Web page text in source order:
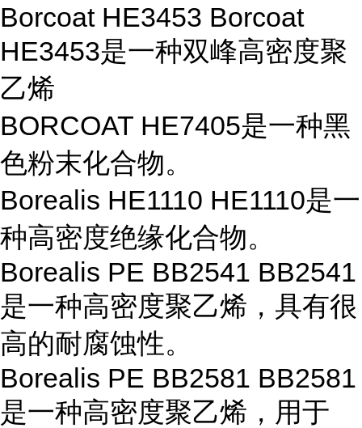
Borcoat HE3453 Borcoat
HE3453是一种双峰高密度聚
乙烯
BORCOAT HE7405是一种黑
色粉末化合物。
Borealis HE1110 HE1110是一
种高密度绝缘化合物。
Borealis PE BB2541 BB2541
是一种高密度聚乙烯，具有很
高的耐腐蚀性。
Borealis PE BB2581 BB2581
是一种高密度聚乙烯，用于